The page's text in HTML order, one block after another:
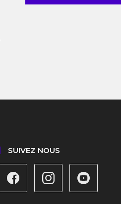
SUIVEZ NOUS